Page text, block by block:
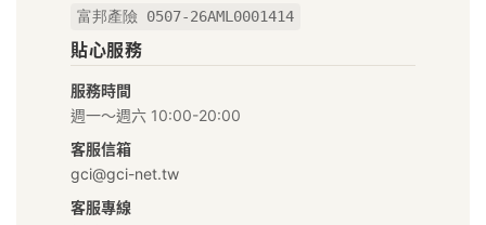
物
市
集
｜
給
富邦產險 0507-26AML0001414
貼心服務
服務時間
週一～週六 10:00-20:00
客服信箱
gci@gci-net.tw
客服專線